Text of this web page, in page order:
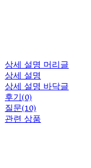
상세 설명 머리글
상세 설명
상세 설명 바닥글
후기(0)
질문(10)
관련 상품